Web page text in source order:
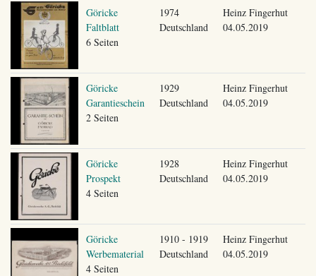
Göricke
Faltblatt
6 Seiten
1974
Deutschland
Heinz Fingerhut
04.05.2019
Göricke
Garantieschein
2 Seiten
1929
Deutschland
Heinz Fingerhut
04.05.2019
Göricke
Prospekt
4 Seiten
1928
Deutschland
Heinz Fingerhut
04.05.2019
Göricke
Werbematerial
4 Seiten
1910 - 1919
Deutschland
Heinz Fingerhut
04.05.2019